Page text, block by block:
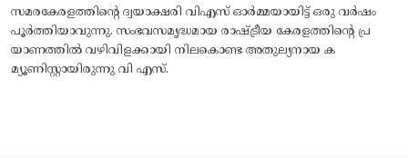
സമരകേരളത്തിൻ്റെ ദ്വയാക്ഷരി വിഎസ് ഓർമ്മയായിട്ട് ഒരു വർഷം
പൂർത്തിയാവുന്നു. സംഭവസമൃദ്ധമായ രാഷ്ട്രീയ കേരളത്തിന്റെ പ്ര
യാണത്തിൽ വഴിവിളക്കായി നിലകൊണ്ട അതുല്യനായ ക
മ്യൂണിസ്റ്റായിരുന്നു വി എസ്.